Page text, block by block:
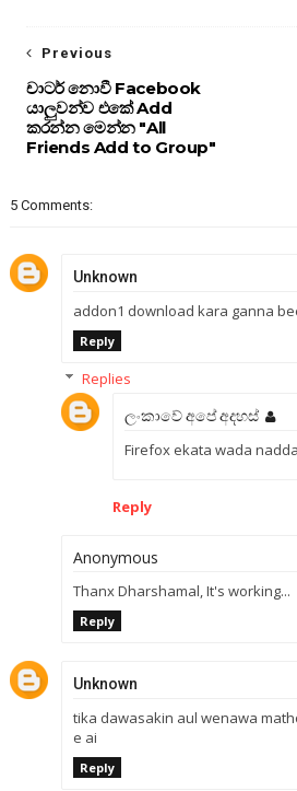
Previous
චාටර් නොවී Facebook
යාලුවන්ව එකේ Add
කරන්න මෙන්න "All
Friends Add to Group"
5 Comments:
Unknown
addon1 download kara ganna
Reply
Replies
ලංකාවේ අපේ අදහස්
Firefox ekata wada nadda
Reply
Anonymous
Thanx Dharshamal, It's working...
Reply
Unknown
tika dawasakin aul wenawa
e ai
Reply